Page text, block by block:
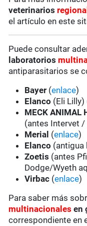
veterinarios
el artículo en este
Puede consultar
laboratorios
antiparasitarios se
Bayer (enlace)
Elanco (Eli Lilly)
MECK ANIMAL
(antes Intervet /
Merial (enlace)
Elanco (antigua
Zoetis (antes
Dodge/Wyeth
Virbac (enlace)
Para saber más
multinacionales en
correspondiente en